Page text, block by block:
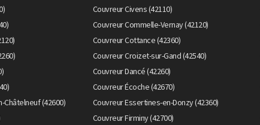
Couvreur Civens (42110)
Couvreur Commelle-Vernay (42120)
Couvreur Cottance (42360)
Couvreur Croizet-sur-Gand (42540)
Couvreur Dancé (42260)
Couvreur Écoche (42670)
Châtelneuf (42600) Couvreur Essertines-en-Donzy (42360)
Couvreur Firminy (42700)